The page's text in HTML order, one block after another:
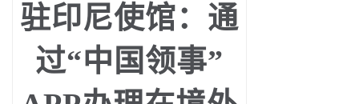
驻印尼使馆：通
过“中国领事”